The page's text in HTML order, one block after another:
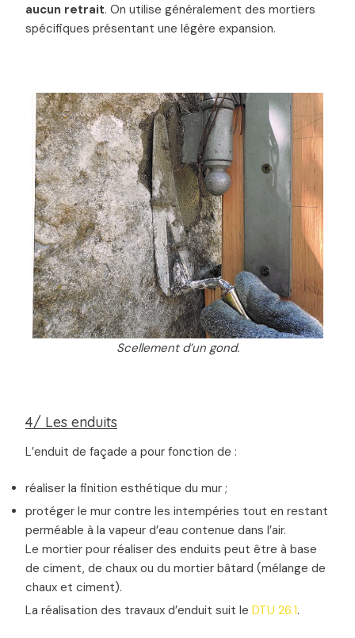
aucun retrait. On utilise généralement des mortiers
spécifiques présentant une légère expansion.
Scellement d’un gond.
4/ Les enduits
L’enduit de façade a pour fonction de :
réaliser la finition esthétique du mur ;
protéger le mur contre les intempéries tout en restant
perméable à la vapeur d’eau contenue dans l’air.
Le mortier pour réaliser des enduits peut être à base
de ciment, de chaux ou du mortier bâtard (mélange de
chaux et ciment).
La réalisation des travaux d’enduit suit le DTU 26.1.